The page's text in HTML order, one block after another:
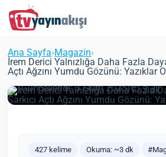
Ana Sayfa›Magazin›
İrem Derici Yalnızlığa Daha Fazla
Açtı Ağzını Yumdu Gözünü: Yazıklar
İrem Derici Yalnızlığa
Dayanamadı! Ünlü
Olsun Size
Zeynep Öztürk Magazin
27
(Güncellendi: 3 Ekim 2025)
3 dk
427 kelime Okuma: ~3 dk